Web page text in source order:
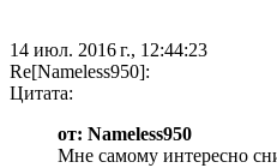
14 июл. 2016 г., 12:44:23
Re[Nameless950]:
Цитата:
от: Nameless950
Мне самому интересно